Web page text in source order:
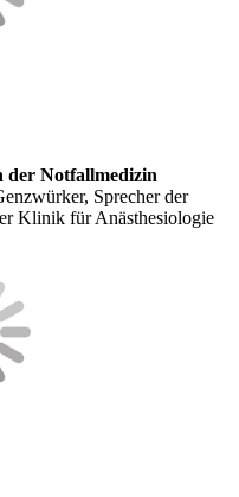
der Notfallmedizin
Sprecher der
Klinik für Anästhesiologie